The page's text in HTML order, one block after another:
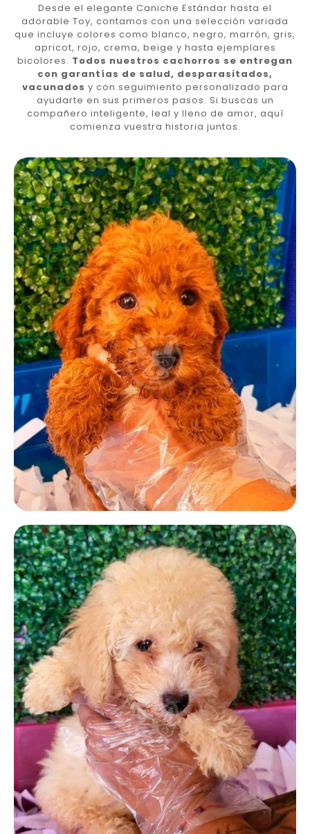
Desde el elegante Caniche Estándar hasta el
adorable Toy, contamos con una selección variada
que incluye colores como blanco, negro, marrón, gris,
apricot, rojo, crema, beige y hasta ejemplares
bicolores. Todos nuestros cachorros se entregan
con garantías de salud, desparasitados,
vacunados y con seguimiento personalizado para
ayudarte en sus primeros pasos. Si buscas un
compañero inteligente, leal y lleno de amor, aquí
comienza vuestra historia juntos.